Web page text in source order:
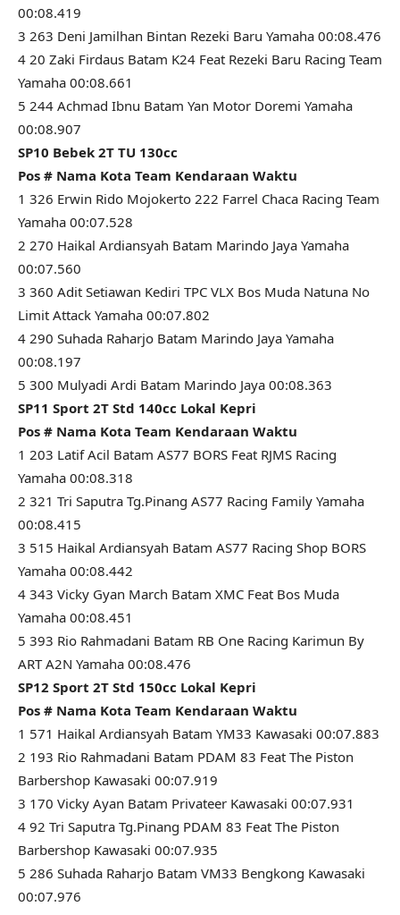
00:08.419
3 263 Deni Jamilhan Bintan Rezeki Baru Yamaha 00:08.476
4 20 Zaki Firdaus Batam K24 Feat Rezeki Baru Racing Team
Yamaha 00:08.661
5 244 Achmad Ibnu Batam Yan Motor Doremi Yamaha
00:08.907
SP10 Bebek 2T TU 130cc
Pos # Nama Kota Team Kendaraan Waktu
1 326 Erwin Rido Mojokerto 222 Farrel Chaca Racing Team
Yamaha 00:07.528
2 270 Haikal Ardiansyah Batam Marindo Jaya Yamaha
00:07.560
3 360 Adit Setiawan Kediri TPC VLX Bos Muda Natuna No
Limit Attack Yamaha 00:07.802
4 290 Suhada Raharjo Batam Marindo Jaya Yamaha
00:08.197
5 300 Mulyadi Ardi Batam Marindo Jaya 00:08.363
SP11 Sport 2T Std 140cc Lokal Kepri
Pos # Nama Kota Team Kendaraan Waktu
1 203 Latif Acil Batam AS77 BORS Feat RJMS Racing
Yamaha 00:08.318
2 321 Tri Saputra Tg.Pinang AS77 Racing Family Yamaha
00:08.415
3 515 Haikal Ardiansyah Batam AS77 Racing Shop BORS
Yamaha 00:08.442
4 343 Vicky Gyan March Batam XMC Feat Bos Muda
Yamaha 00:08.451
5 393 Rio Rahmadani Batam RB One Racing Karimun By
ART A2N Yamaha 00:08.476
SP12 Sport 2T Std 150cc Lokal Kepri
Pos # Nama Kota Team Kendaraan Waktu
1 571 Haikal Ardiansyah Batam YM33 Kawasaki 00:07.883
2 193 Rio Rahmadani Batam PDAM 83 Feat The Piston
Barbershop Kawasaki 00:07.919
3 170 Vicky Ayan Batam Privateer Kawasaki 00:07.931
4 92 Tri Saputra Tg.Pinang PDAM 83 Feat The Piston
Barbershop Kawasaki 00:07.935
5 286 Suhada Raharjo Batam VM33 Bengkong Kawasaki
00:07.976